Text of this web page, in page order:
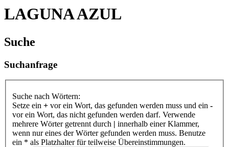
LAGUNA AZUL
Suche
Suchanfrage
Suche nach Wörtern:
Setze ein + vor ein Wort, das gefunden werden muss und ein -
vor ein Wort, das nicht gefunden werden darf. Verwende
mehrere Wörter getrennt durch | innerhalb einer Klammer,
wenn nur eines der Wörter gefunden werden muss. Benutze
ein * als Platzhalter für teilweise Übereinstimmungen.